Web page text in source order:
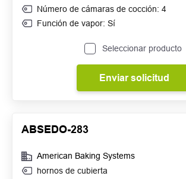
Número de cámaras de cocción: 4
Función de vapor: Sí
Seleccionar producto
Enviar solicitud
ABSEDO-283
American Baking Systems
hornos de cubierta